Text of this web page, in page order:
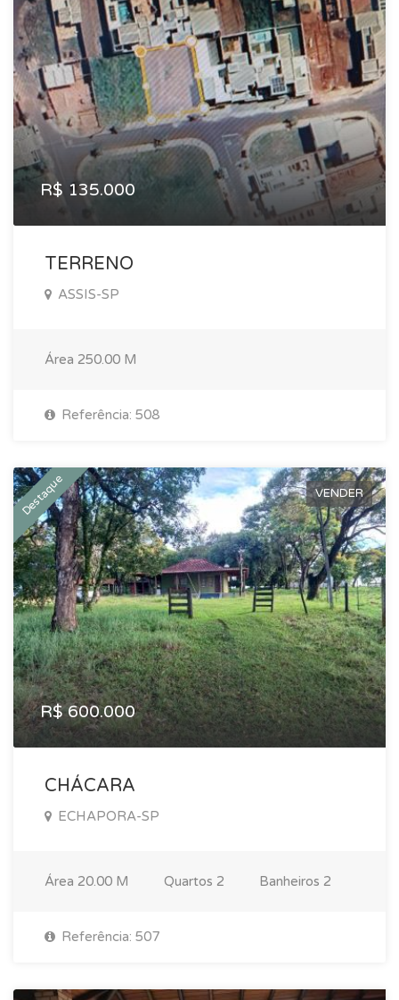
R$ 135.000
TERRENO
ASSIS-SP
Área 250.00 M
Referência: 508
Destaque VENDER
R$ 600.000
CHÁCARA
ECHAPORA-SP
Área 20.00 M Quartos 2 Banheiros 2
Referência: 507